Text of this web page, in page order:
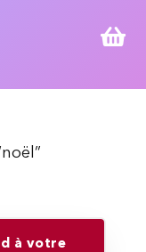

à votre